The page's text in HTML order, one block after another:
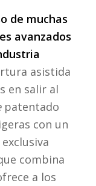
de muchas
avanzados
asistida
en salir al
patentado
con un
combina
a los